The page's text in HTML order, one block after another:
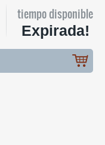
tiempo disponible
Expirada!